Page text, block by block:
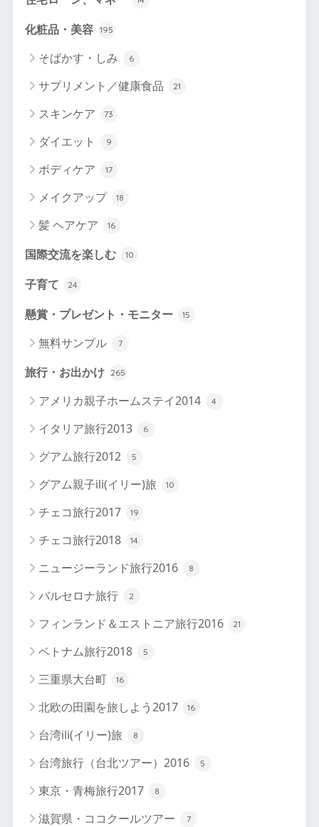
化粧品・美容 195
そばかす・しみ 6
サプリメント／健康食品 21
スキンケア 73
ダイエット 9
ボディケア 17
メイクアップ 18
髪 ヘアケア 16
国際交流を楽しむ 10
子育て 24
懸賞・プレゼント・モニター 15
無料サンプル 7
旅行・お出かけ 265
アメリカ親子ホームステイ2014 4
イタリア旅行2013 6
グアム旅行2012 5
グアム親子ili(イリー)旅 10
チェコ旅行2017 19
チェコ旅行2018 14
ニュージーランド旅行2016 8
バルセロナ旅行 2
フィンランド＆エストニア旅行2016 21
ベトナム旅行2018 5
三重県大台町 16
北欧の田園を旅しよう2017 16
台湾ili(イリー)旅 8
台湾旅行（台北ツアー）2016 5
東京・青梅旅行2017 8
滋賀県・ココクールツアー 7